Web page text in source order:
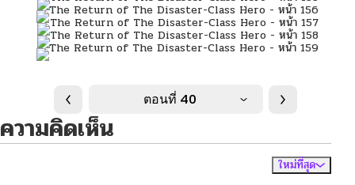
ตอนที่ 40
ความคิดเห็น
ใหม่ที่สุด